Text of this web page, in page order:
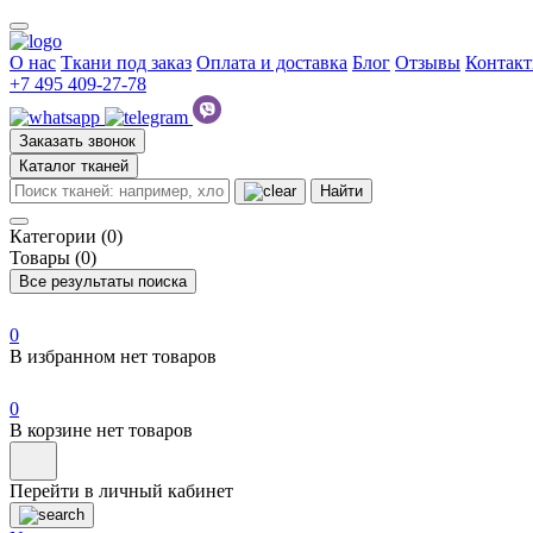
О нас Ткани под заказ Оплата и доставка Блог Отзывы
+7 495 409-27-78
Заказать звонок
Каталог тканей
Найти
Категории (0)
Товары (0)
Все результаты поиска
0
В избранном нет товаров
0
В корзине нет товаров
Перейти в личный кабинет